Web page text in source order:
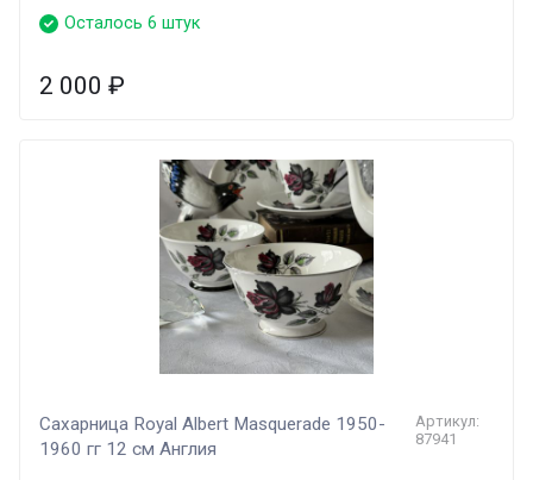
Осталось 6 штук
2 000 ₽
Сахарница Royal Albert Masquerade 1950-
1960 гг 12 см Англия
Артикул:
87941